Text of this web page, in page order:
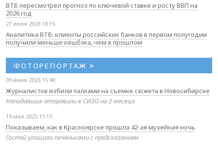
ВТБ пересмотрел прогноз по ключевой ставке и росту ВВП на
2026 год
27 июля 2026 18:15
Аналитика ВТБ: клиенты российских банков в первом полугодии
получили меньше кешбэка, чем в прошлом
ФОТОРЕПОРТАЖ >
09 июня 2025 15:40
Журналистов избили палками на съемке сюжета в Новосибирске
Нападавших отправили в СИЗО на 2 месяца
19 мая 2025 15:15
Показываем, как в Красноярске прошла 42-ая музейная ночь
Гостей угощали печеньками с предсказанием